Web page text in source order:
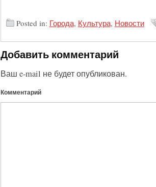
Posted in: Города, Культура, Новости
Добавить комментарий
Ваш e-mail не будет опубликован.
Комментарий